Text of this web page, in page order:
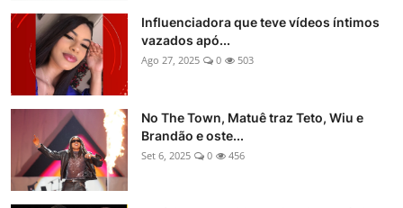
Influenciadora que teve vídeos íntimos
vazados apó...
Ago 27, 2025 0 503
No The Town, Matuê traz Teto, Wiu e
Brandão e oste...
Set 6, 2025 0 456